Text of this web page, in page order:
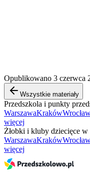
Opublikowano 3 czerwca
Wszystkie materiały
Przedszkola i punkty
WarszawaKraków
więcej
Żłobki i kluby dziecięce w
WarszawaKraków
więcej